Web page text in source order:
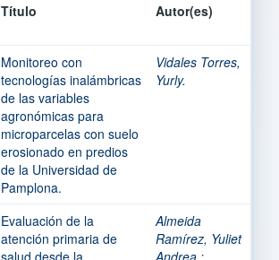
Título Autor(es)
Monitoreo con
tecnologías inalámbricas
de las variables
agronómicas para
microparcelas con suelo
erosionado en predios
de la Universidad de
Pamplona.
Vidales Torres,
Yurly.
Evaluación de la
atención primaria de
salud desde la
Almeida
Ramírez, Yuliet
Andrea. ;